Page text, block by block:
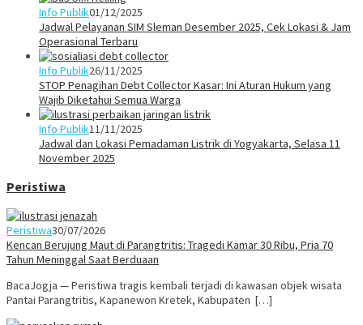
Info Publik01/12/2025
Jadwal Pelayanan SIM Sleman Desember 2025, Cek Lokasi & Jam
Operasional Terbaru
Info Publik26/11/2025
STOP Penagihan Debt Collector Kasar: Ini Aturan Hukum yang
Wajib Diketahui Semua Warga
Info Publik11/11/2025
Jadwal dan Lokasi Pemadaman Listrik di Yogyakarta, Selasa 11
November 2025
Peristiwa
Peristiwa30/07/2026
Kencan Berujung Maut di Parangtritis: Tragedi Kamar 30 Ribu, Pria 70
Tahun Meninggal Saat Berduaan
BacaJogja — Peristiwa tragis kembali terjadi di kawasan objek wisata
Pantai Parangtritis, Kapanewon Kretek, Kabupaten […]